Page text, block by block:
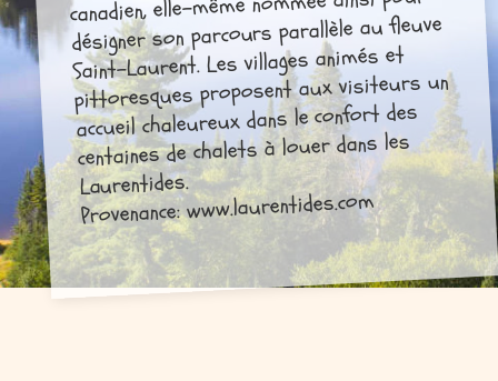
désigner son parcours parallèle au fleuve
Saint-Laurent. Les villages animés et
pittoresques proposent aux visiteurs un
accueil chaleureux dans le confort des
centaines de chalets à louer dans les
Laurentides.
Provenance: www.laurentides.com